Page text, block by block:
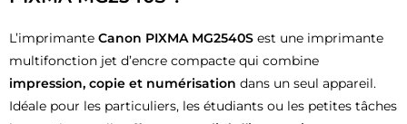
L’imprimante Canon PIXMA MG2540S est une imprimante
multifonction jet d’encre compacte qui combine
impression, copie et numérisation dans un seul appareil.
Idéale pour les particuliers, les étudiants ou les petites tâches